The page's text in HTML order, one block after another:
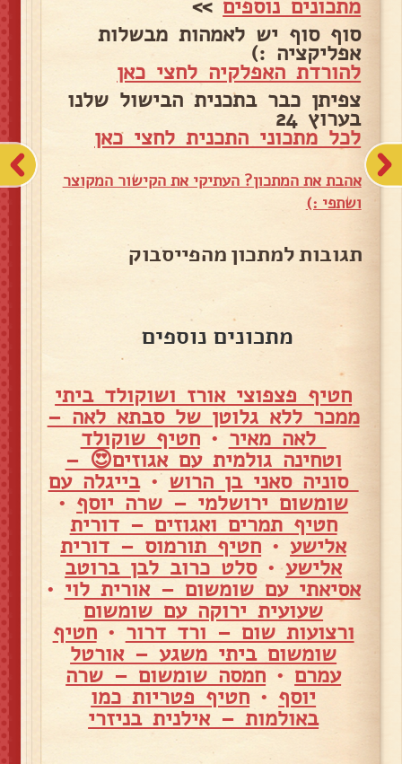
מתכונים נוספים >>
סוף סוף יש לאמהות מבשלות
אפליקציה :)
להורדת האפלקיה לחצי כאן
צפיתן כבר בתכנית הבישול שלנו
בערוץ 24
לכל מתכוני התכנית לחצי כאן
אהבת את המתכון? העתיקי את הקישור המקוצר
ושתפי :)
תגובות למתכון מהפייסבוק
מתכונים נוספים
חטיף פצפוצי אורז ושוקולד ביתי
ממכר ללא גלוטן של סבתא לאה –
לאה מאיר •חטיף שוקולד
וטחינה גולמית עם אגוזים😍 –
סוניה סאני בן הרוש •בייגלה עם
שומשום ירושלמי – שרה יוסף •
חטיף תמרים ואגוזים – דורית
אלישע• חטיף תורמוס – דורית
אלישע•סלט כרוב לבן ברוטב
אסיאתי עם שומשום – אורית לוי •
שעועית ירוקה עם שומשום
ורצועות שום – ורד דרור •חטיף
שומשום ביתי משגע – אורטל
עמרם • חמסה שומשום – שרה
יוסף • חטיף פטריות כמו
באולמות – אילנית בניזרי